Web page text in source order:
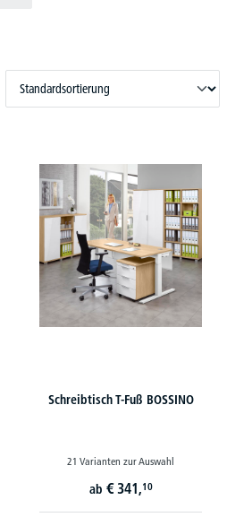
Schreibtisch T-Fuß BOSSINO
21 Varianten zur Auswahl
ab € 341,10